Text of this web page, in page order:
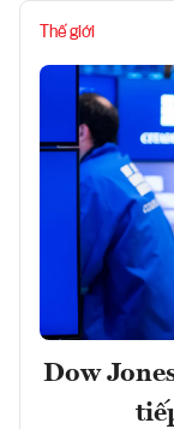
Thế giới
Dow